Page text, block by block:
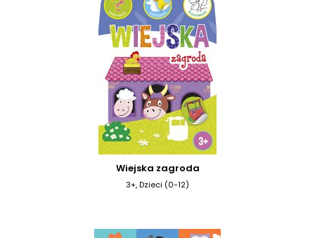
Wiejska zagroda
3+, Dzieci (0-12)